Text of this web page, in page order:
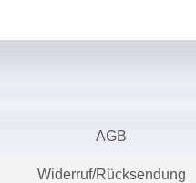
AGB
Widerruf/Rücksendung